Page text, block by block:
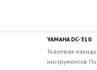
YAMAHA DC-310
Тканевая
инструментов